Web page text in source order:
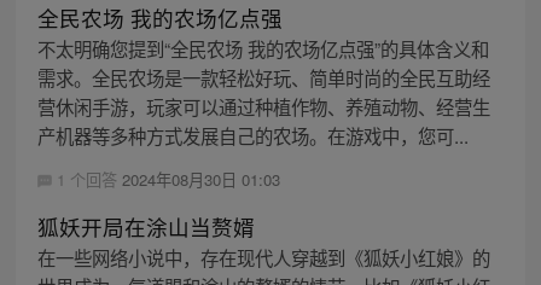
全民农场 我的农场亿点强
不太明确您提到“全民农场 我的农场亿点强”的具体含义和
需求。全民农场是一款轻松好玩、简单时尚的全民互助经
营休闲手游，玩家可以通过种植作物、养殖动物、经营生
产机器等多种方式发展自己的农场。在游戏中，您可...
1 个回答 2024年08月30日 01:03
狐妖开局在涂山当赘婿
在一些网络小说中，存在现代人穿越到《狐妖小红娘》的